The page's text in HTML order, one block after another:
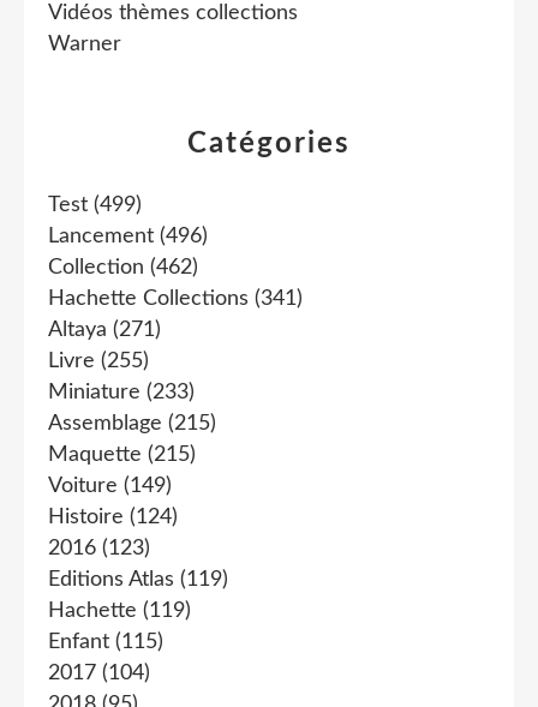
Catégories
Test (499)
Lancement (496)
Collection (462)
Hachette Collections (341)
Altaya (271)
Livre (255)
Miniature (233)
Assemblage (215)
Maquette (215)
Voiture (149)
Histoire (124)
2016 (123)
Editions Atlas (119)
Hachette (119)
Enfant (115)
2017 (104)
Vidéos thèmes collections
Warner